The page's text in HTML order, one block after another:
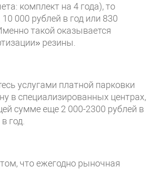
комплект на 4 года), то
000 рублей в год или 830
такой оказывается
резины.
услугами платной парковки
в специализированных центрах,
сумме еще 2 000-2300 рублей в
год.
что ежегодно рыночная